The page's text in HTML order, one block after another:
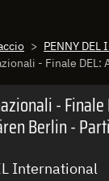
PENNY
DEL: Adler Mannheim
- Finale
Berlin -
International